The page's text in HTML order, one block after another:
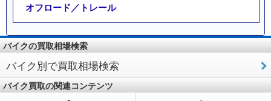
オフロード／トレール
バイクの買取相場検索
バイク別で買取相場検索
バイク買取の関連コンテンツ